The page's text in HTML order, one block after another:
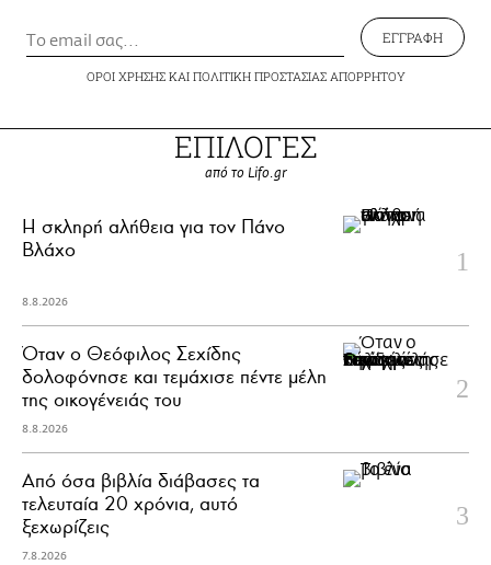
ΕΓΓΡΑΦΗ
ΟΡΟΙ ΧΡΗΣΗΣΚΑΙ ΠΟΛΙΤΙΚΗ ΠΡΟΣΤΑΣΙΑΣ ΑΠΟΡΡΗΤΟΥ
ΕΠΙΛΟΓΕΣ
από το Lifo.gr
H σκληρή αλήθεια για τον Πάνο
Βλάχο
8.8.2026
Όταν ο Θεόφιλος Σεχίδης
δολοφόνησε και τεμάχισε πέντε μέλη
της οικογένειάς του
8.8.2026
Από όσα βιβλία διάβασες τα
τελευταία 20 χρόνια, αυτό
ξεχωρίζεις
7.8.2026